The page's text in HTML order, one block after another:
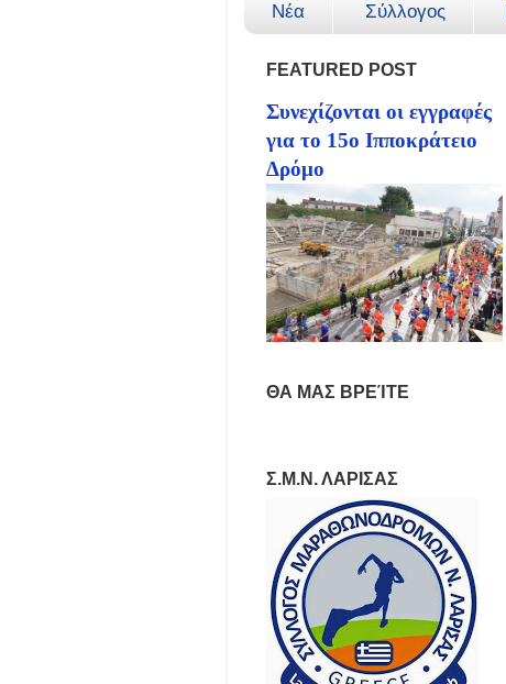
Νέα Σύλλογος
FEATURED POST
Συνεχίζονται οι εγγραφές
για το 15ο Ιπποκράτειο
Δρόμο
ΘΑ ΜΑΣ ΒΡΕΊΤΕ
Σ.Μ.Ν. ΛΑΡΙΣΑΣ